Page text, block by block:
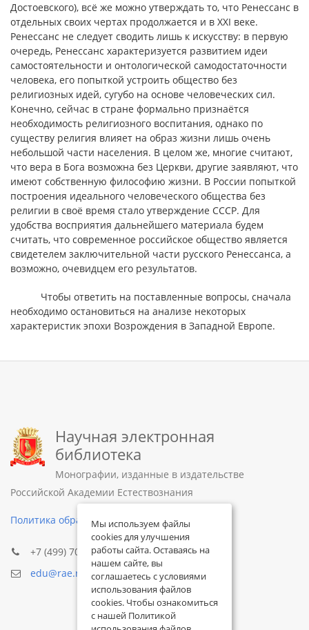
Достоевского), всё же можно утверждать то, что Ренессанс в
отдельных своих чертах продолжается и в XXI веке.
Ренессанс не следует сводить лишь к искусству: в первую
очередь, Ренессанс характеризуется развитием идеи
самостоятельности и онтологической самодостаточности
человека, его попыткой устроить общество без
религиозных идей, сугубо на основе человеческих сил.
Конечно, сейчас в стране формально признаётся
необходимость религиозного воспитания, однако по
существу религия влияет на образ жизни лишь очень
небольшой части населения. В целом же, многие считают,
что вера в Бога возможна без Церкви, другие заявляют, что
имеют собственную философию жизни. В России попыткой
построения идеального человеческого общества без
религии в своё время стало утверждение СССР. Для
удобства восприятия дальнейшего материала будем
считать, что современное российское общество является
свидетелем заключительной части русского Ренессанса, а
возможно, очевидцем его результатов.
Чтобы ответить на поставленные вопросы, сначала
необходимо остановиться на анализе некоторых
характеристик эпохи Возрождения в Западной Европе.
Научная электронная
библиотека
Монографии, изданные в издательстве
Российской Академии Естествознания
Политика обработки персональных данных
+7 (499) 705-72-30
edu@rae.ru
Мы используем файлы
cookies для улучшения
работы сайта. Оставаясь на
нашем сайте, вы
соглашаетесь с условиями
использования файлов
cookies. Чтобы ознакомиться
с нашей Политикой